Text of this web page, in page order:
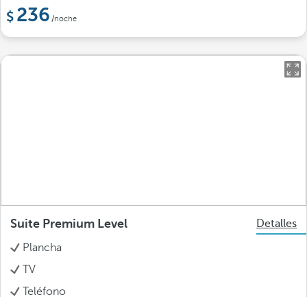
236 /noche
Suite Premium Level
Detalles
Plancha
TV
Teléfono